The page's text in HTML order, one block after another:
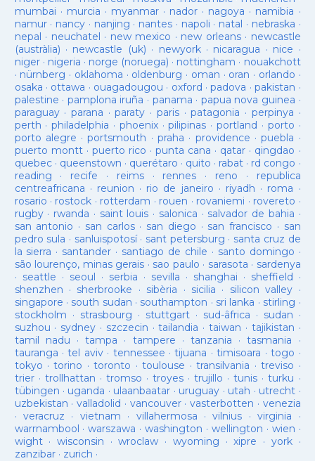
mumbai · murcia · myanmar· nador · nagoya · namibia ·
namur· nancy · nanjing · nantes · napoli · natal · nebraska ·
nepal · neuchatel · new mexico · new orleans· newcastle
(austràlia) · newcastle (uk) · newyork· nicaragua · nice ·
niger· nigeria · norge (noruega) · nottingham · nouakchott
· nürnberg · oklahoma · oldenburg · oman · oran · orlando ·
osaka · ottawa · ouagadougou · oxford ·padova ·pakistan ·
palestine · pamplona iruña · panama · papua nova guinea ·
paraguay· parana ·paraty · paris·patagonia · perpinya ·
perth ·philadelphia · phoenix·pilipinas ·portland · porto ·
porto alegre ·portsmouth ·praha · providence ·puebla ·
puerto montt· puerto rico ·punta cana · qatar · qingdao ·
quebec· queenstown · querétaro · quito · rabat · rd congo ·
reading · recife · reims· rennes · reno · republica
centreafricana · reunion · rio de janeiro · riyadh · roma ·
rosario · rostock · rotterdam · rouen · rovaniemi · rovereto ·
rugby· rwanda · saint louis · salonica · salvador de bahia ·
san antonio · san carlos· san diego · san francisco · san
pedro sula · sanluispotosí· sant petersburg · santa cruz de
la sierra · santander · santiago de chile · santo domingo ·
são lourenço, minas gerais · sao paulo · sarasota · sardenya
· seattle · seoul · serbia · sevilla · shanghai · sheffield ·
shenzhen · sherbrooke · sibèria · sicilia · silicon valley ·
singapore · south sudan · southampton · sri lanka · stirling ·
stockholm · strasbourg · stuttgart· sud-âfrica · sudan ·
suzhou · sydney · szczecin ·tailandia ·taiwan · tajikistan ·
tamil nadu ·tampa · tampere · tanzania ·tasmania ·
tauranga ·tel aviv· tennessee ·tijuana ·timisoara ·togo ·
tokyo ·torino ·toronto ·toulouse ·transilvania ·treviso ·
trier· trollhattan · tromso · troyes·trujillo ·tunis ·turku ·
tübingen · uganda · ulaanbaatar · uruguay · utah · utrecht ·
uzbekistan · valladolid · vancouver· vasterbotten · venezia
· veracruz · vietnam · villahermosa ·vilnius ·virginia ·
warrnambool ·warszawa ·washington · wellington · wien ·
wight· wisconsin ·wroclaw · wyoming ·xipre · york·
zanzibar· zurich ·